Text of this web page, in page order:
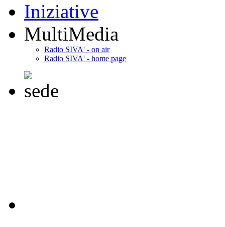
Iniziative
MultiMedia
Radio SIVA' - on air
Radio SIVA' - home page